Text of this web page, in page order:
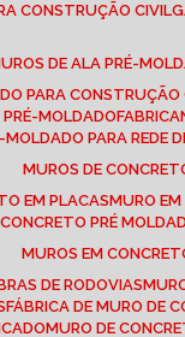
CONSTRUÇÃO CIVIL
MUROS DE ALA PRÉ-
PARA CONSTRUÇÃO
PRÉ-MOLDADO
MOLDADO PARA REDE
MUROS DE
EM PLACAS MURO
CONCRETO PRÉ
MUROS EM
DE RODOVIAS
FÁBRICA DE MURO DE
MURO DE